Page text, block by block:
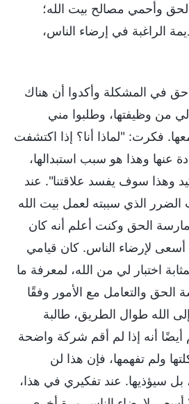
وأحمي مصالح بيت الله؛
الراغبة في إرضاء الناس،
في المشكلة وأكدوا أن هناك
من وظيفتها، وطلبوا مني
فكرت: "لماذا أنا؟ إذا اكتشفت
عنها وهذا هو سبب استبدالها،
وهذا سوف يفسد علاقتنا". عند
الذي سببته لعمل بيت الله
الحق وكنت أعلم أنه كان
لإرضاء الناس. كان قيامي
اختبار لي من الله، لمعرفة ما
الحق والتعامل مع الأمور وفقًا
الله طوال الطريق، طالبة
أنه إذا لم أقم شركة واضحة
ولم تفهمها، فإن هذا لن
بل سيؤذيها. عند تفكيري في هذا،